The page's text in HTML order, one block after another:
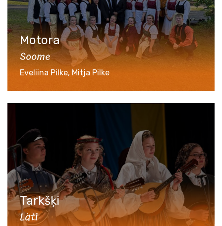
Motora
Soome
Eveliina Pilke, Mitja Pilke
Tarkšķi
Läti